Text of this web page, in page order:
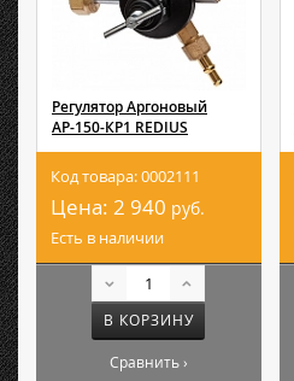
Регулятор Аргоновый
АР-150-КР1 REDIUS
Код товара: 0002111
Цена: 2 940 руб.
Есть в наличии
В КОРЗИНУ
Сравнить ›